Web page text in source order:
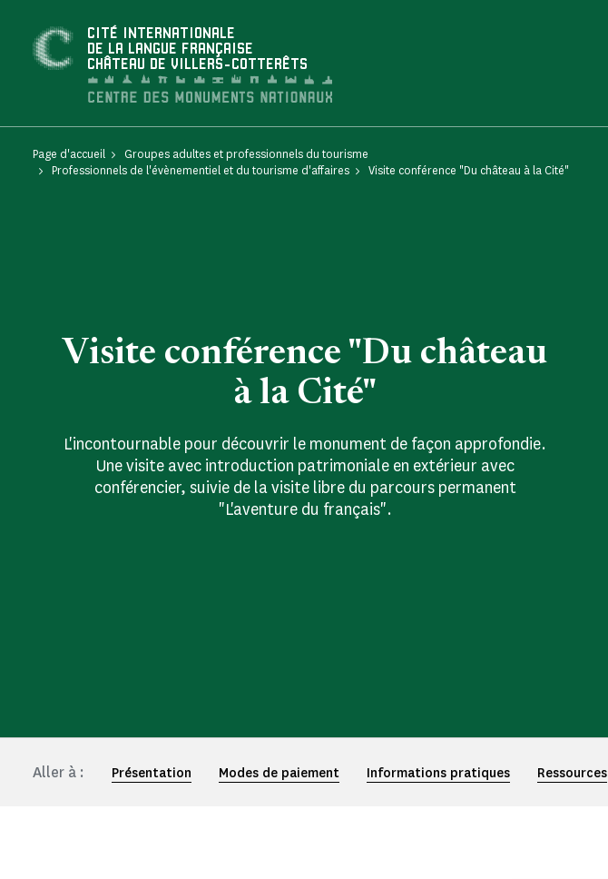
CITÉ INTERNATIONALE
DE LA LANGUE FRANÇAISE
CHÂTEAU DE VILLERS-COTTERÊTS
Page d'accueil
Groupes adultes et professionnels du tourisme
Professionnels de l'évènementiel et du tourisme d'affaires
Visite conférence "Du château à la Cité"
Visite conférence "Du château
à la Cité"
L'incontournable pour découvrir le monument de façon approfondie.
Une visite avec introduction patrimoniale en extérieur avec
conférencier, suivie de la visite libre du parcours permanent
"L'aventure du français".
Aller à : Présentation Modes de paiement Informations pratiques Ressources